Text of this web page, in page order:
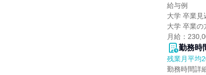
給与例
大学 卒業見
大学 卒業の
月給：
勤務時
残業月平均
勤務時間詳